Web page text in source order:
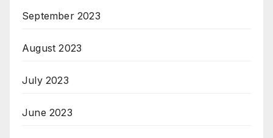
September 2023
August 2023
July 2023
June 2023